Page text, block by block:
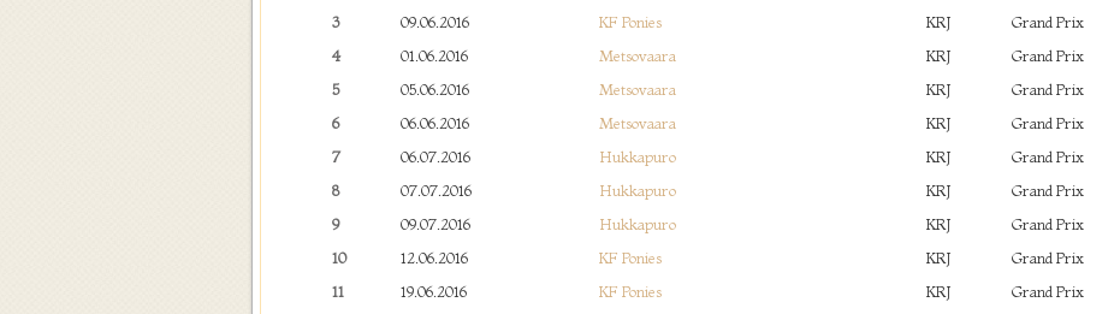
3
09.06.2016 KF Ponies KRJ Grand Prix
4
01.06.2016 Metsovaara KRJ Grand Prix
5
05.06.2016 Metsovaara KRJ Grand Prix
6
06.06.2016 Metsovaara KRJ Grand Prix
7
06.07.2016 Hukkapuro KRJ Grand Prix
8
07.07.2016 Hukkapuro KRJ Grand Prix
9
09.07.2016 Hukkapuro KRJ Grand Prix
10
12.06.2016 KF Ponies KRJ Grand Prix
11
19.06.2016 KF Ponies KRJ Grand Prix